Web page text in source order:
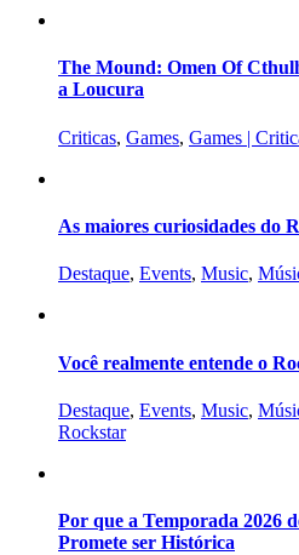
The Mound: Omen Of
a Loucura
Criticas, Games, Games |
As maiores curiosidades do
Destaque, Events, Music,
Você realmente entende o
Destaque, Events, Music,
Rockstar
Por que a Temporada 2026
Promete ser Histórica